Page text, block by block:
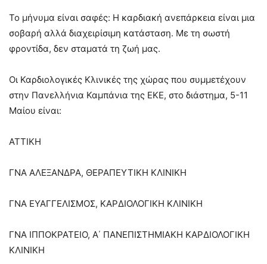
Το μήνυμα είναι σαφές: Η καρδιακή ανεπάρκεια είναι μια
σοβαρή αλλά διαχειρίσιμη κατάσταση. Με τη σωστή
φροντίδα, δεν σταματά τη ζωή μας.
Οι Καρδιολογικές Κλινικές της χώρας που συμμετέχουν
στην Πανελλήνια Καμπάνια της ΕΚΕ, στο διάστημα, 5-11
Μαίου είναι:
ΑΤΤΙΚΗ
ΓΝΑ ΑΛΕΞΑΝΔΡΑ, ΘΕΡΑΠΕΥΤΙΚΗ ΚΛΙΝΙΚΗ
ΓΝΑ ΕΥΑΓΓΕΛΙΣΜΟΣ, ΚΑΡΔΙΟΛΟΓΙΚΗ ΚΛΙΝΙΚΗ
ΓΝΑ ΙΠΠΟΚΡΑΤΕΙΟ, Α΄ ΠΑΝΕΠΙΣΤΗΜΙΑΚΗ ΚΑΡΔΙΟΛΟΓΙΚΗ
ΚΛΙΝΙΚΗ